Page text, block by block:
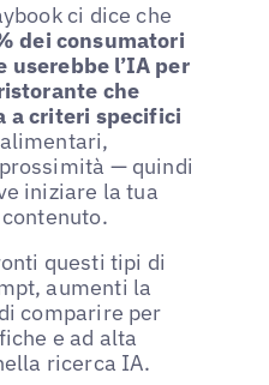
ci dice che
dei consumatori
userebbe l’IA per
che
a criteri specifici
— quindi
iniziare la tua
questi tipi di
aumenti la
comparire per
e ad alta
ricerca IA.